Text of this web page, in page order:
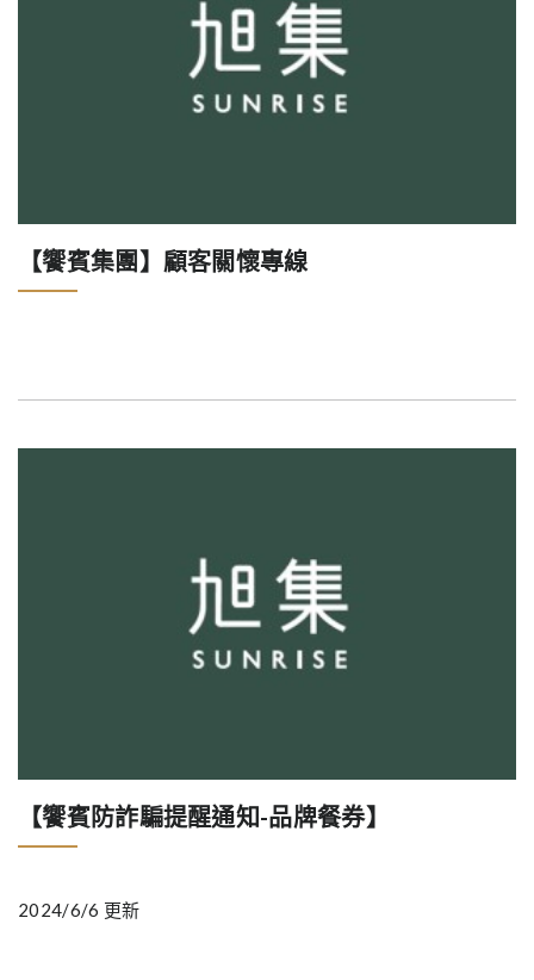
【饗賓集團】顧客關懷專線
【饗賓防詐騙提醒通知-品牌餐券】
2024/6/6 更新